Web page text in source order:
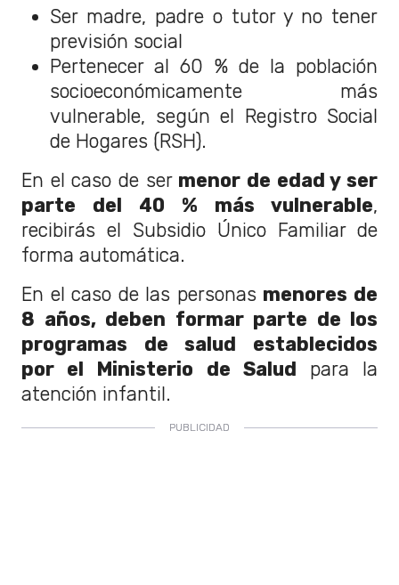
Ser madre, padre o tutor y no tener
previsión social
Pertenecer al 60 % de la población
socioeconómicamente más
vulnerable, según el Registro Social
de Hogares (RSH).
En el caso de ser menor de edad y ser
parte del 40 % más vulnerable,
recibirás el Subsidio Único Familiar de
forma automática.
En el caso de las personas menores de
8 años, deben formar parte de los
programas de salud establecidos
por el Ministerio de Salud para la
atención infantil.